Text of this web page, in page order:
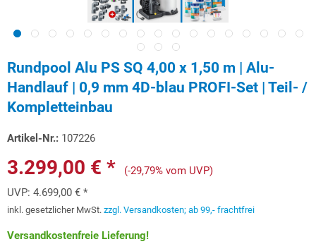
Rundpool Alu PS SQ 4,00 x 1,50 m | Alu-
Handlauf | 0,9 mm 4D-blau PROFI-Set | Teil- /
Kompletteinbau
Artikel-Nr.: 107226
3.299,00 € *
(-29,79% vom UVP)
UVP: 4.699,00 € *
inkl. gesetzlicher MwSt. zzgl. Versandkosten; ab 99,- frachtfrei
Versandkostenfreie Lieferung!